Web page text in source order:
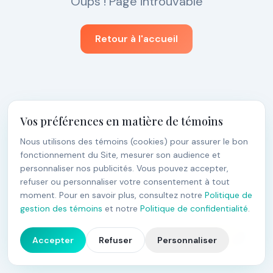
Retour à l'accueil
27avis Google
Vos préférences en matière de témoins
Nous utilisons des témoins (cookies) pour assurer le bon
fonctionnement du Site, mesurer son audience et
personnaliser nos publicités. Vous pouvez accepter,
refuser ou personnaliser votre consentement à tout
moment. Pour en savoir plus, consultez notre Politique de
gestion des témoins et notre Politique de confidentialité.
Accepter Refuser Personnaliser